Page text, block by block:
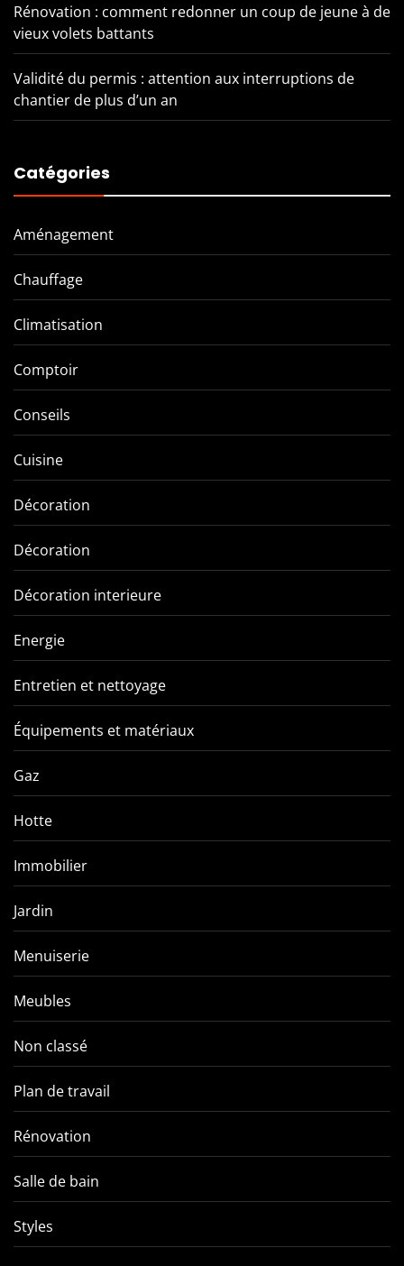
Rénovation : comment redonner un coup de jeune à de
vieux volets battants
Validité du permis : attention aux interruptions de
chantier de plus d’un an
Catégories
Aménagement
Chauffage
Climatisation
Comptoir
Conseils
Cuisine
Décoration
Décoration
Décoration interieure
Energie
Entretien et nettoyage
Équipements et matériaux
Gaz
Hotte
Immobilier
Jardin
Menuiserie
Meubles
Non classé
Plan de travail
Rénovation
Salle de bain
Styles